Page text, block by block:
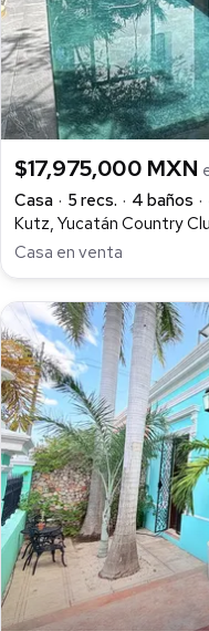
$17,975,000 MXN
Casa
5 recs. 4 baños
Kutz, Yucatán Country
Casa en venta